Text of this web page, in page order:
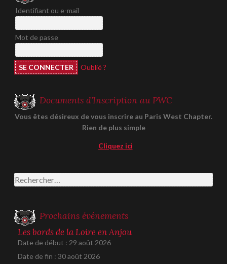
Identifiant ou e-mail
Mot de passe
Oublié ?
Documents d’Inscription au PWC
Vous êtes désireux de vous inscrire au Paris West Chapter.
Rien de plus simple
Cliquez ici
Rechercher :
Prochains événements
Les bords de la Loire en Anjou
Date de début : 29 août 2026
Date de fin : 30 août 2026